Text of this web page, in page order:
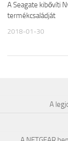
A Seagate kibővíti
termékcsaládját
2018-01-30
A